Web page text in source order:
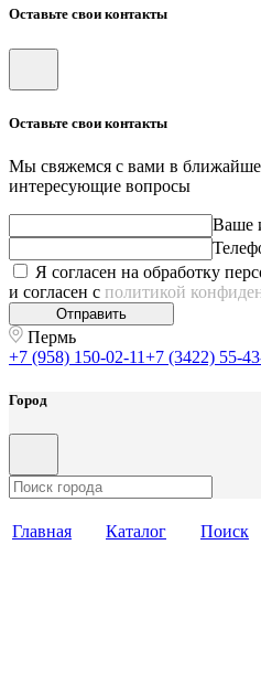
Оставьте свои контакты
Оставьте свои контакты
Мы свяжемся с вами в
интересующие вопросы
Ваше
Я согласен на обработку
и согласен с политикой
Отправить
Пермь
+7 (958) 150-02-11+7 (3422) 55-
Город
Главная Каталог Поиск